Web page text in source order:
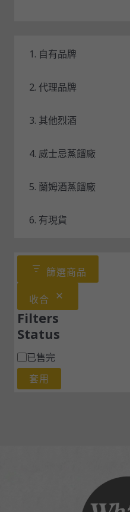
1. 自有品牌
2. 代理品牌
3. 其他烈酒
4. 威士忌蒸餾廠
5. 蘭姆酒蒸餾廠
6. 有現貨
篩選商品
收合
Filters
Status
已售完
套用